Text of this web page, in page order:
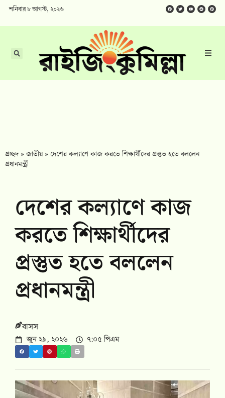
শনিবার ৮ আগস্ট, ২০২৬
প্রচ্ছদ»জাতীয়» দেশের কল্যাণে কাজ করতে শিক্ষার্থীদের প্রস্তুত হতে বললেন
প্রধানমন্ত্রী
দেশের কল্যাণে কাজ
করতে শিক্ষার্থীদের
প্রস্তুত হতে বললেন
প্রধানমন্ত্রী
বাসস
জুন ২৯, ২০২৬ ৭:০৫ পিএম